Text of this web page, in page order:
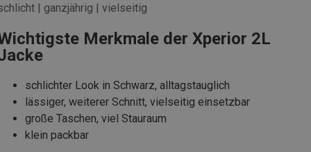
| ganzjährig | vielseitig
Merkmale der Xperior 2L
schlichter Look in Schwarz, alltagstauglich
lässiger, weiterer Schnitt, vielseitig einsetzbar
große Taschen, viel Stauraum
klein packbar